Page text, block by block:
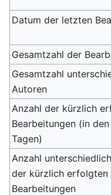
Datum der letzten
Gesamtzahl der
Gesamtzahl
Autoren
Anzahl der kürzlich
Bearbeitungen (in
Tagen)
Anzahl
der kürzlich erfolgten
Bearbeitungen